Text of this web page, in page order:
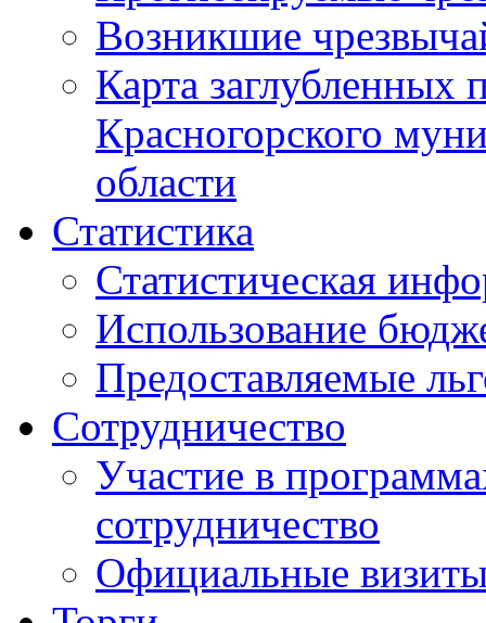
Возникшие
Карта
Красногорского
области
Статистика
Статистическая
Использование
Предоставляемые
Сотрудничество
Участие в
сотрудничество
Официальные